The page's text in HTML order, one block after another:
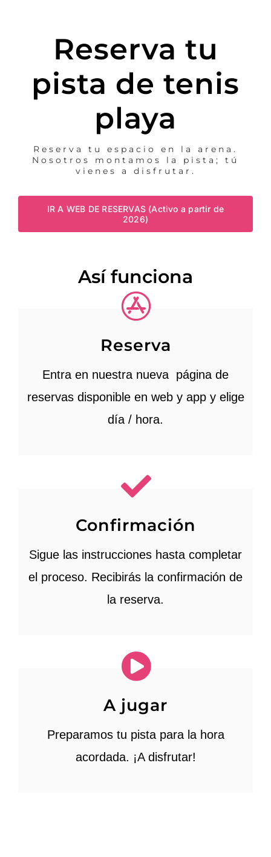
Reserva tu
pista de tenis
playa
Reserva tu espacio en la arena.
Nosotros montamos la pista; tú
vienes a disfrutar.
IR A WEB DE RESERVAS (Activo a partir de
2026)
Así funciona
Reserva
Entra en nuestra nueva página de
reservas disponible en web y app y elige
día / hora.
Confirmación
Sigue las instrucciones hasta completar
el proceso. Recibirás la confirmación de
la reserva.
A jugar
Preparamos tu pista para la hora
acordada. ¡A disfrutar!